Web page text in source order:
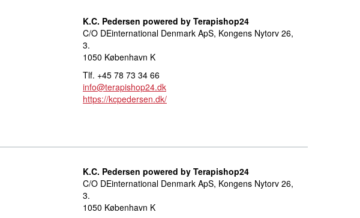
K.C. Pedersen powered by Terapishop24
C/O DEinternational Denmark ApS, Kongens Nytorv 26,
3.
1050 København K
Tlf. +45 78 73 34 66
info@terapishop24.dk
https://kcpedersen.dk/
K.C. Pedersen powered by Terapishop24
C/O DEinternational Denmark ApS, Kongens Nytorv 26,
3.
1050 København K